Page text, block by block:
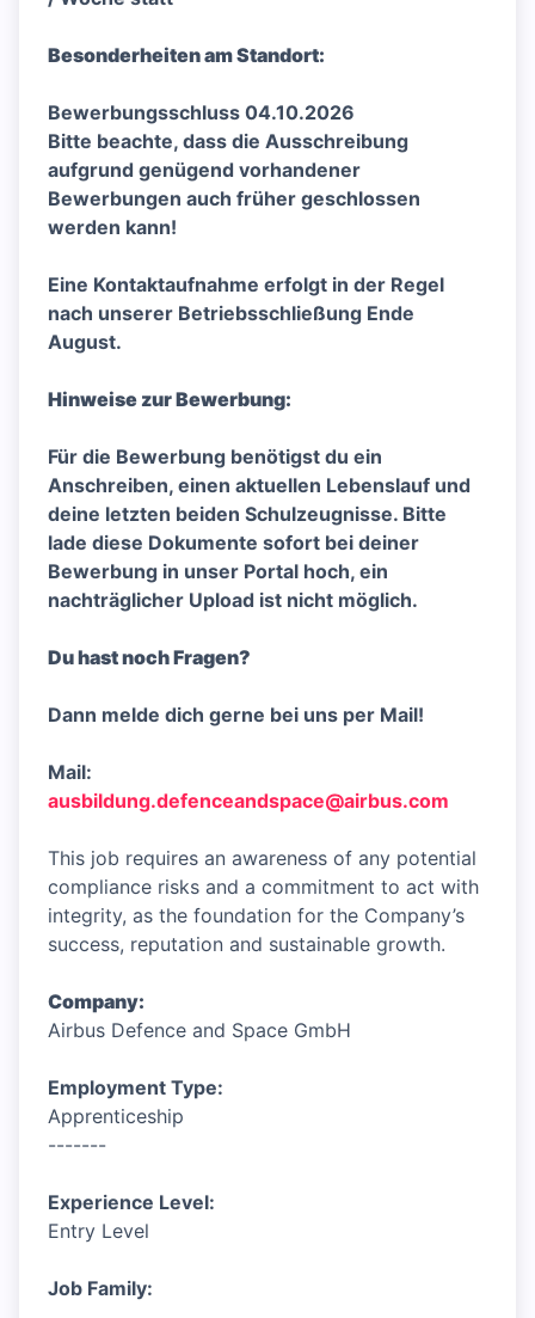
Besonderheiten am Standort:
Bewerbungsschluss 04.10.2026
Bitte beachte, dass die Ausschreibung
aufgrund genügend vorhandener
Bewerbungen auch früher geschlossen
werden kann!
Eine Kontaktaufnahme erfolgt in der Regel
nach unserer Betriebsschließung Ende
August.
Hinweise zur Bewerbung:
Für die Bewerbung benötigst du ein
Anschreiben, einen aktuellen Lebenslauf und
deine letzten beiden Schulzeugnisse. Bitte
lade diese Dokumente sofort bei deiner
Bewerbung in unser Portal hoch, ein
nachträglicher Upload ist nicht möglich.
Du hast noch Fragen?
Dann melde dich gerne bei uns per Mail!
Mail:
ausbildung.defenceandspace@airbus.com
This job requires an awareness of any potential
compliance risks and a commitment to act with
integrity, as the foundation for the Company’s
success, reputation and sustainable growth.
Company:
Airbus Defence and Space GmbH
Employment Type:
Apprenticeship
-------
Experience Level:
Entry Level
Job Family: